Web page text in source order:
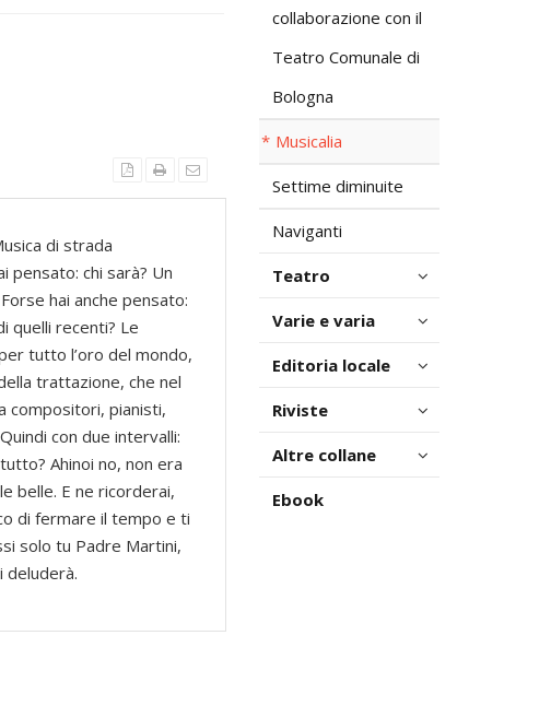
di strada
pensato: chi sarà? Un
hai anche pensato:
quelli recenti? Le
tutto l’oro del mondo,
trattazione, che nel
compositori, pianisti,
con due intervalli:
Ahinoi no, non era
belle. E ne ricorderai,
di fermare il tempo e ti
solo tu Padre Martini,
deluderà.
collaborazione con il
Teatro Comunale di
Bologna
Musicalia
Settime diminuite
Naviganti
Teatro
Varie e varia
Editoria locale
Riviste
Altre collane
Ebook